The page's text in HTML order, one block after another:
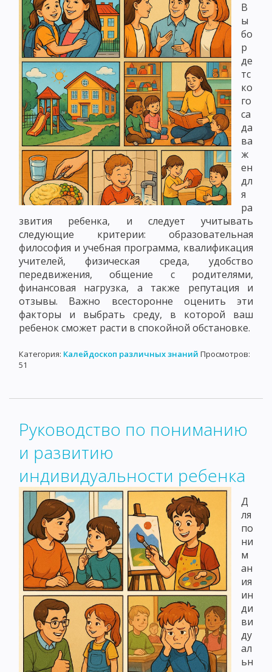
В
ы
бо
р
де
тс
ко
го
са
да
ва
ж
ен
дл
я
ра
звития ребенка, и следует учитывать
следующие критерии: образовательная
философия и учебная программа, квалификация
учителей, физическая среда, удобство
передвижения, общение с родителями,
финансовая нагрузка, а также репутация и
отзывы. Важно всесторонне оценить эти
факторы и выбрать среду, в которой ваш
ребенок сможет расти в спокойной обстановке.
Категория: Калейдоскоп различных знаний Просмотров:
51
Руководство по пониманию
и развитию
индивидуальности ребенка
Д
ля
по
ни
м
ан
ия
ин
ди
ви
ду
ал
ьн